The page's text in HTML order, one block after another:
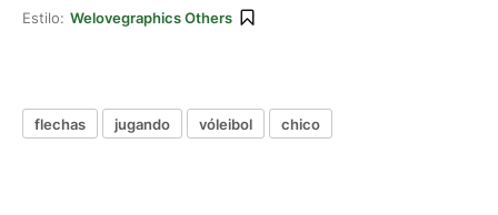
Estilo: Welovegraphics Others
flechas jugando vóleibol chico